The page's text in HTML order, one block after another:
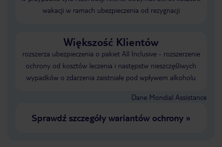
wakacji w ramach ubezpieczenia od rezygnacji
Większość Klientów
rozszerza ubezpieczenia o pakiet All Inclusive - rozszerzenie
ochrony od kosztów leczenia i następstw nieszczęśliwych
wypadków o zdarzenia zaistniałe pod wpływem alkoholu
Dane Mondial Assistance
Sprawdź szczegóły wariantów ochrony»